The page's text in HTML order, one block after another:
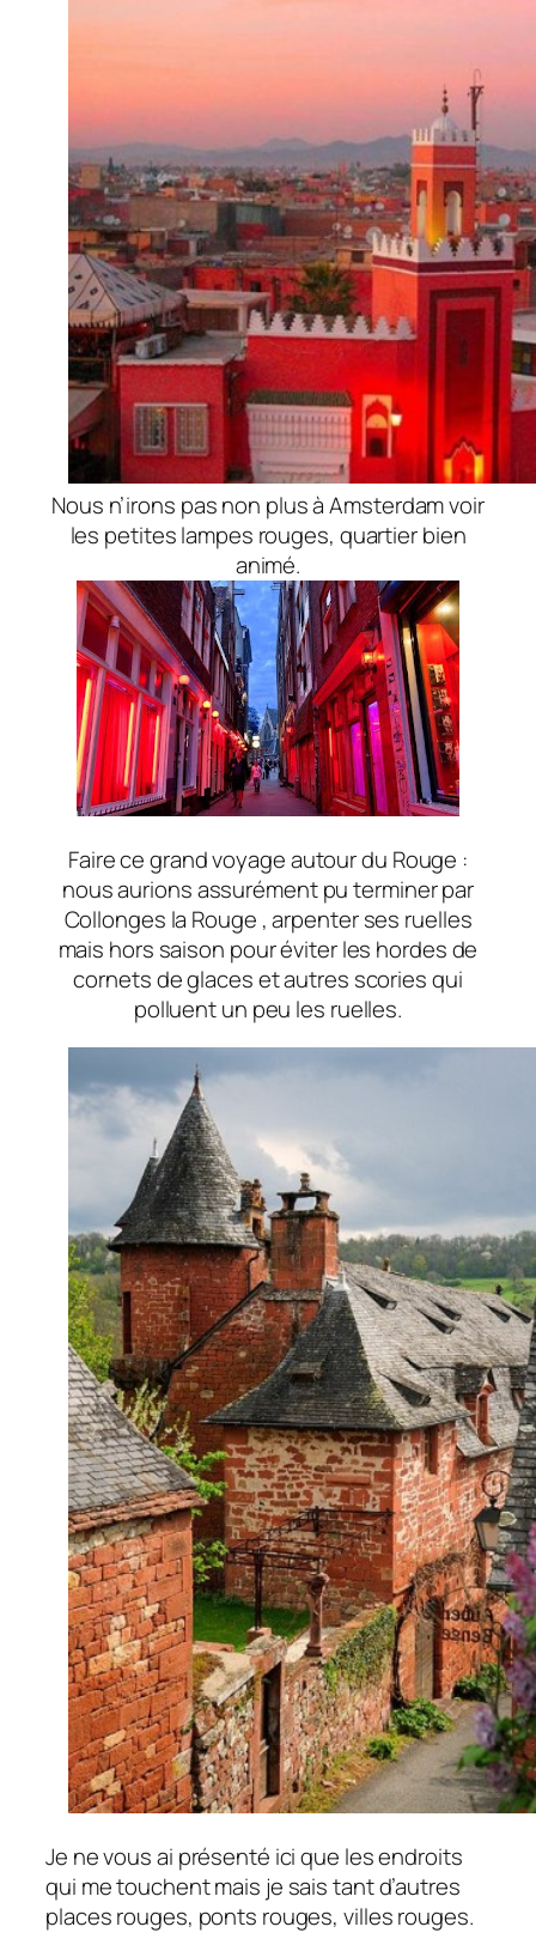
Nous n’irons pas non plus à Amsterdam voir
les petites lampes rouges, quartier bien
animé.
Faire ce grand voyage autour du Rouge :
nous aurions assurément pu terminer par
Collonges la Rouge , arpenter ses ruelles
mais hors saison pour éviter les hordes de
cornets de glaces et autres scories qui
polluent un peu les ruelles.
Je ne vous ai présenté ici que les endroits
qui me touchent mais je sais tant d’autres
places rouges, ponts rouges, villes rouges.